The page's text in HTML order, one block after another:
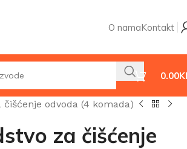
O namaKontakt
0.00
odvoda (4 komada)
za čišćenje